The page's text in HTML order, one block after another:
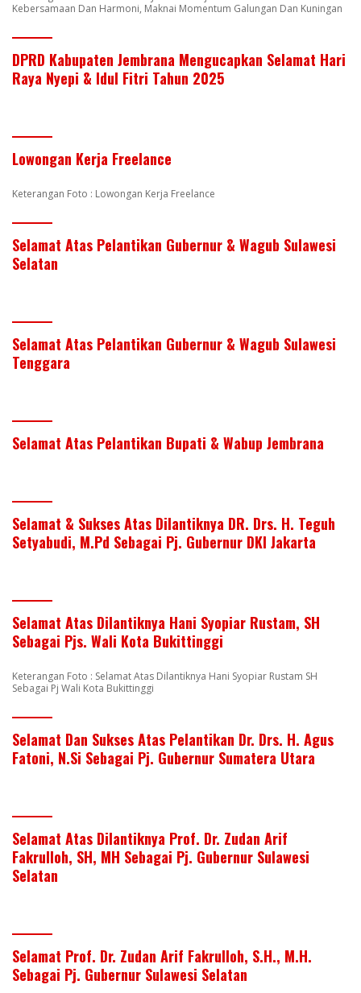
Kebersamaan Dan Harmoni, Maknai Momentum Galungan Dan Kuningan
DPRD Kabupaten Jembrana Mengucapkan Selamat Hari
Raya Nyepi & Idul Fitri Tahun 2025
Lowongan Kerja Freelance
Keterangan Foto : Lowongan Kerja Freelance
Selamat Atas Pelantikan Gubernur & Wagub Sulawesi
Selatan
Selamat Atas Pelantikan Gubernur & Wagub Sulawesi
Tenggara
Selamat Atas Pelantikan Bupati & Wabup Jembrana
Selamat & Sukses Atas Dilantiknya DR. Drs. H. Teguh
Setyabudi, M.Pd Sebagai Pj. Gubernur DKI Jakarta
Selamat Atas Dilantiknya Hani Syopiar Rustam, SH
Sebagai Pjs. Wali Kota Bukittinggi
Keterangan Foto : Selamat Atas Dilantiknya Hani Syopiar Rustam SH
Sebagai Pj Wali Kota Bukittinggi
Selamat Dan Sukses Atas Pelantikan Dr. Drs. H. Agus
Fatoni, N.Si Sebagai Pj. Gubernur Sumatera Utara
Selamat Atas Dilantiknya Prof. Dr. Zudan Arif
Fakrulloh, SH, MH Sebagai Pj. Gubernur Sulawesi
Selatan
Selamat Prof. Dr. Zudan Arif Fakrulloh, S.H., M.H.
Sebagai Pj. Gubernur Sulawesi Selatan